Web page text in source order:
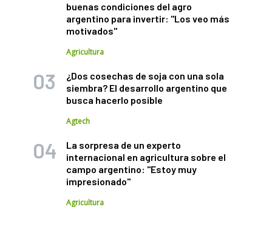
buenas condiciones del agro
argentino para invertir: "Los veo más
motivados"
Agricultura
¿Dos cosechas de soja con una sola
siembra? El desarrollo argentino que
busca hacerlo posible
Agtech
La sorpresa de un experto
internacional en agricultura sobre el
campo argentino: "Estoy muy
impresionado"
Agricultura